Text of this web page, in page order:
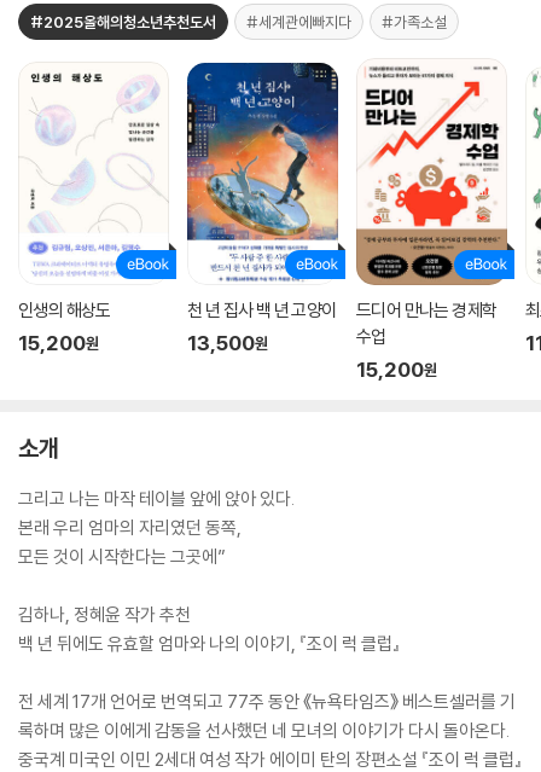
#2025올해의청소년추천도서 #세계관에빠지다 #가족소설
인생의 해상도
15,200원
천 년 집사 백 년 고양이
13,500원
드디어 만나는 경제학
수업
15,200원
소개
그리고 나는 마작 테이블 앞에 앉아 있다.
본래 우리 엄마의 자리였던 동쪽,
모든 것이 시작한다는 그곳에”
김하나, 정혜윤 작가 추천
백 년 뒤에도 유효할 엄마와 나의 이야기, 『조이 럭 클럽』
전 세계 17개 언어로 번역되고 77주 동안 《뉴욕타임즈》 베스트셀러를 기
록하며 많은 이에게 감동을 선사했던 네 모녀의 이야기가 다시 돌아온다.
중국계 미국인 이민 2세대 여성 작가 에이미 탄의 장편소설 『조이 럭 클럽』